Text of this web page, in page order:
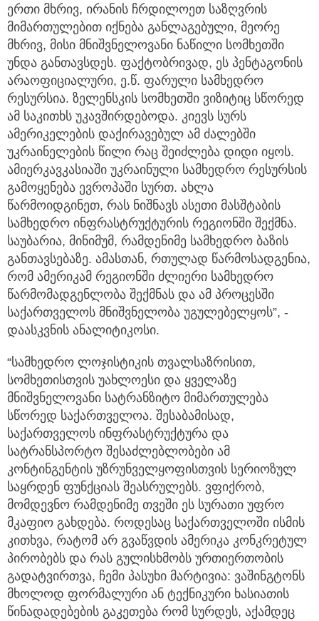
ერთი მხრივ, ირანის ჩრდილოეთ საზღვრის
მიმართულებით იქნება განლაგებული, მეორე
მხრივ, მისი მნიშვნელოვანი ნაწილი სომხეთში
უნდა განთავსდეს. ფაქტობრივად, ეს პენტაგონის
არაოფიციალური, ე.წ. ფარული სამხედრო
რესურსია. ზელენსკის სომხეთში ვიზიტიც სწორედ
ამ საკითხს უკავშირდებოდა. კიევს სურს
ამერიკელების დაქირავებულ ამ ძალებში
უკრაინელების წილი რაც შეიძლება დიდი იყოს.
ამიერკავკასიაში უკრაინული სამხედრო რესურსის
გამოყენება ევროპაში სურთ. ახლა
წარმოიდგინეთ, რას ნიშნავს ასეთი მასშტაბის
სამხედრო ინფრასტრუქტურის რეგიონში შექმნა.
საუბარია, მინიმუმ, რამდენიმე სამხედრო ბაზის
განთავსებაზე. ამასთან, რთულად წარმოსადგენია,
რომ ამერიკამ რეგიონში ძლიერი სამხედრო
წარმომადგენლობა შექმნას და ამ პროცესში
საქართველოს მნიშვნელობა უგულებელყოს”, -
დაასკვნის ანალიტიკოსი.
“სამხედრო ლოჯისტიკის თვალსაზრისით,
სომხეთისთვის უახლოესი და ყველაზე
მნიშვნელოვანი სატრანზიტო მიმართულება
სწორედ საქართველოა. შესაბამისად,
საქართველოს ინფრასტრუქტურა და
სატრანსპორტო შესაძლებლობები ამ
კონტინგენტის უზრუნველყოფისთვის სერიოზულ
საყრდენ ფუნქციას შეასრულებს. ვფიქრობ,
მომდევნო რამდენიმე თვეში ეს სურათი უფრო
მკაფიო გახდება. როდესაც საქართველოში ისმის
კითხვა, რატომ არ გვაწვდის ამერიკა კონკრეტულ
პირობებს და რას გულისხმობს ურთიერთობის
გადატვირთვა, ჩემი პასუხი მარტივია: ვაშინგტონს
მხოლოდ ფორმალური ან ტექნიკური ხასიათის
წინადადებების გაკეთება რომ სურდეს, აქამდეც